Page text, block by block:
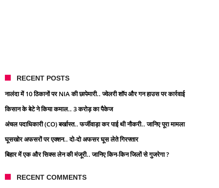
RECENT POSTS
नालंदा में 10 ठिकानों पर NIA की छापेमारी.. ज्वेलरी शॉप और गन हाउस पर कार्रवाई
किसान के बेटे ने किया कमाल.. 3 करोड़ का पैकेज
अंचल पदाधिकारी (CO) बर्खास्त.. फर्जीवाड़ा कर पाई थी नौकरी.. जानिए पूरा मामला
घूसखोर अफसरों पर एक्शन.. दो-दो अफसर घूस लेते गिरफ्तार
बिहार में एक और सिक्स लेन की मंजूरी.. जानिए किन-किन जिलों से गुजरेगा ?
RECENT COMMENTS